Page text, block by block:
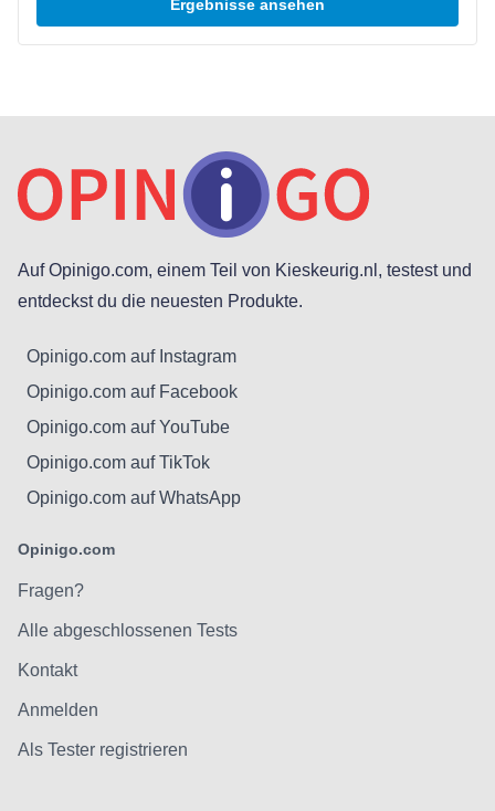
Ergebnisse ansehen
Auf Opinigo.com, einem Teil von Kieskeurig.nl, testest und
entdeckst du die neuesten Produkte.
Opinigo.com auf Instagram
Opinigo.com auf Facebook
Opinigo.com auf YouTube
Opinigo.com auf TikTok
Opinigo.com auf WhatsApp
Opinigo.com
Fragen?
Alle abgeschlossenen Tests
Kontakt
Anmelden
Als Tester registrieren